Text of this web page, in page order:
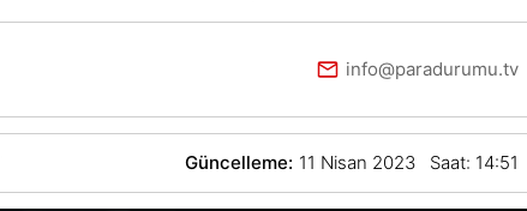
info@paradurumu.tv
Güncelleme: 11 Nisan 2023 Saat: 14:51